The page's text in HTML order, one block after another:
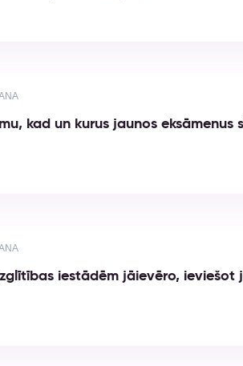
kad un kurus jaunos eksāmenus
iestādēm jāievēro, ieviešot